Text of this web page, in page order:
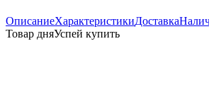
ОписаниеХарактеристикиДоставка
Товар дняУспей купить